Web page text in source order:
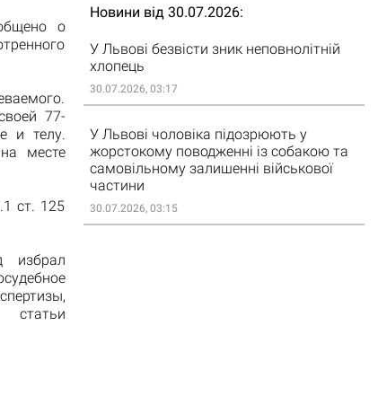
о
77-
и телу.
месте
ст. 125
избрал
статьи
Новини від 30.07.2026
У Львові безвісти зник неповнолітній
хлопець
30.07.2026, 03:17
У Львові чоловіка підозрюють у
жорстокому поводженні із собакою та
самовільному залишенні військової
частини
30.07.2026, 03:15